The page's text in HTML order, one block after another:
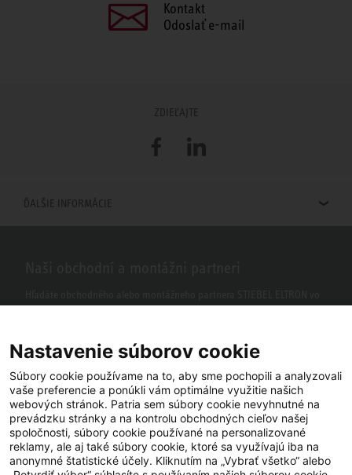
Kontakt
Odoslať e-mail
ZDIEĽAJTE
FacebookLinkedIn
ĎALŠIE INFORMÁCIE
Facebook YouTube LinkedIn
Nastavenie súborov cookie
Súbory cookie používame na to, aby sme pochopili a analyzovali
vaše preferencie a ponúkli vám optimálne využitie našich
webových stránok. Patria sem súbory cookie nevyhnutné na
prevádzku stránky a na kontrolu obchodných cieľov našej
spoločnosti, súbory cookie používané na personalizované
reklamy, ale aj také súbory cookie, ktoré sa využívajú iba na
anonymné štatistické účely. Kliknutím na „Vybrať všetko“ alebo